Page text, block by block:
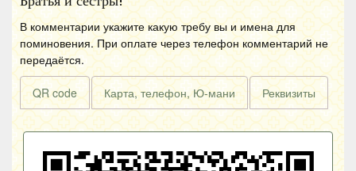
В комментарии укажите какую требу вы и имена для
поминовения. При оплате через телефон комментарий не
передаётся.
QR code Карта, телефон, Ю-мани Реквизиты